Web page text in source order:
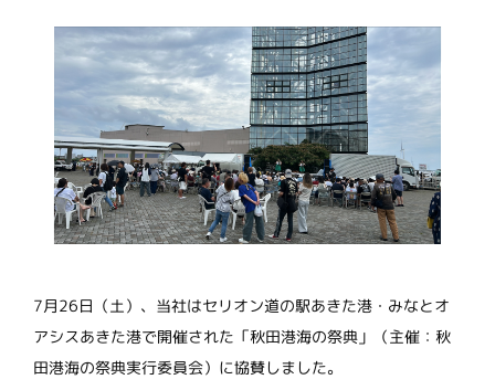
7月26日（土）、当社はセリオン道の駅あきた港・みなとオ
アシスあきた港で開催された「秋田港海の祭典」（主催：秋
田港海の祭典実行委員会）に協賛しました。